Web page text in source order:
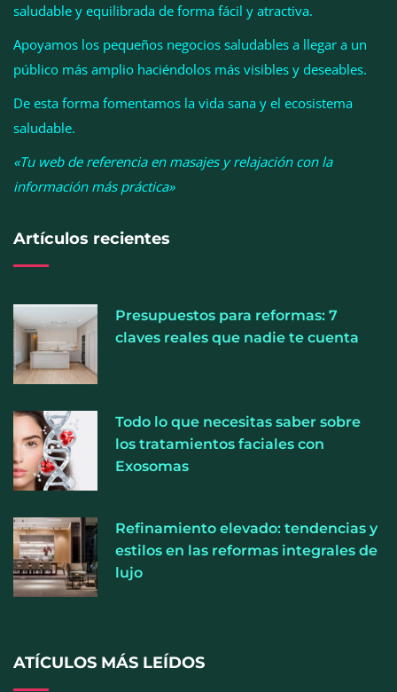
Cistitis en verano: hidratación, higiene y evitar la
humedad prolongada, claves para prevenir una de
las infecciones más frecuentes
fuerza y la salud ganan terreno a la clásica
‘pérdida de peso’, según Distrito Estudio
saludable y equilibrada de forma fácil y atractiva.
Apoyamos los pequeños negocios saludables a llegar a un
público más amplio haciéndolos más visibles y deseables.
De esta forma fomentamos la vida sana y el ecosistema
saludable.
«Tu web de referencia en masajes y relajación con la
información más práctica»
Artículos recientes
Presupuestos para reformas: 7
claves reales que nadie te cuenta
Todo lo que necesitas saber sobre
los tratamientos faciales con
Exosomas
Refinamiento elevado: tendencias y
estilos en las reformas integrales de
lujo
ATÍCULOS MÁS LEÍDOS